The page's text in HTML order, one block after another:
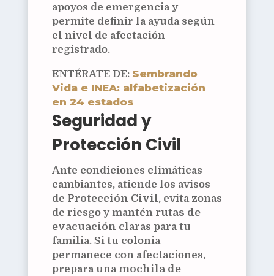
apoyos de emergencia y
permite definir la ayuda según
el nivel de afectación
registrado.
ENTÉRATE DE: Sembrando
Vida e INEA: alfabetización
en 24 estados
Seguridad y
Protección Civil
Ante condiciones climáticas
cambiantes, atiende los avisos
de Protección Civil , evita zonas
de riesgo y mantén rutas de
evacuación claras para tu
familia. Si tu colonia
permanece con afectaciones,
prepara una mochila de